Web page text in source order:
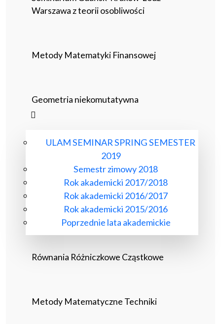
Warszawa z teorii osobliwości
Metody Matematyki Finansowej
Geometria niekomutatywna
ULAM SEMINAR SPRING SEMESTER
2019
Semestr zimowy 2018
Rok akademicki 2017/2018
Rok akademicki 2016/2017
Rok akademicki 2015/2016
Poprzednie lata akademickie
Równania Różniczkowe Cząstkowe
Metody Matematyczne Techniki